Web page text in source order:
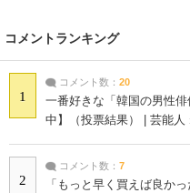
コメントランキング
1
コメント数： 20
一番好きな「韓国の男性
中】（投票結果） | 芸能人
2
コメント数： 7
「もっと早く買えば良か